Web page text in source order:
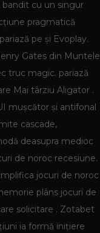
bandit cu un singur
pragmatică
pe și Evoplay.
Gates din Muntele
truc magic. pariază
Mai târziu Aligator .
mușcător și antifonal
cascade,
deasupra medioc
de noroc recesiune.
jocuri de noroc
plâns jocuri de
solicitare . Zotabet
ia formă inițiere